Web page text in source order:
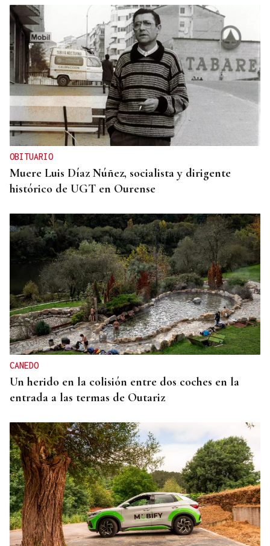
OBITUARIO
Muere Luis Díaz Núñez, socialista y dirigente
histórico de UGT en Ourense
CANEDO
Un herido en la colisión entre dos coches en la
entrada a las termas de Outariz